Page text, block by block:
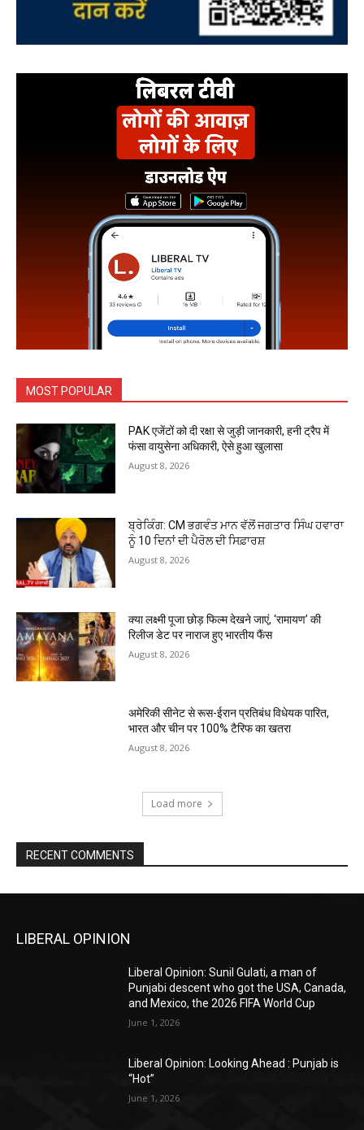
MOST POPULAR
PAK एजेंटों को दी रक्षा से जुड़ी जानकारी, हनी ट्रैप में
फंसा वायुसेना अधिकारी, ऐसे हुआ खुलासा
August 8, 2026
ਬ੍ਰੇਕਿੰਗ: CM ਭਗਵੰਤ ਮਾਨ ਵੱਲੋਂ ਜਗਤਾਰ ਸਿੰਘ ਹਵਾਰਾ
ਨੂੰ 10 ਦਿਨਾਂ ਦੀ ਪੈਰੋਲ ਦੀ ਸਿਫ਼ਾਰਸ਼
August 8, 2026
क्या लक्ष्मी पूजा छोड़ फिल्म देखने जाएं, ‘रामायण’ की
रिलीज डेट पर नाराज हुए भारतीय फैंस
August 8, 2026
अमेरिकी सीनेट से रूस-ईरान प्रतिबंध विधेयक पारित,
भारत और चीन पर 100% टैरिफ का खतरा
August 8, 2026
Load more
RECENT COMMENTS
LIBERAL OPINION
Liberal Opinion: Sunil Gulati, a man of
Punjabi descent who got the USA, Canada,
and Mexico, the 2026 FIFA World Cup
June 1, 2026
Liberal Opinion: Looking Ahead : Punjab is
“Hot”
June 1, 2026